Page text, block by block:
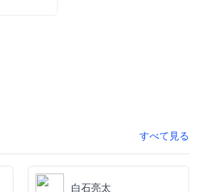
すべて見る
白石亮太